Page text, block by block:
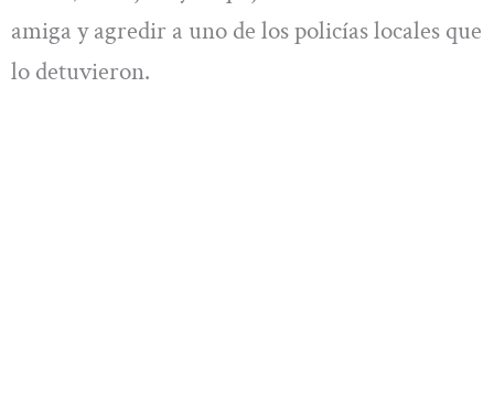
amiga y agredir a uno de los policías locales que
lo detuvieron.